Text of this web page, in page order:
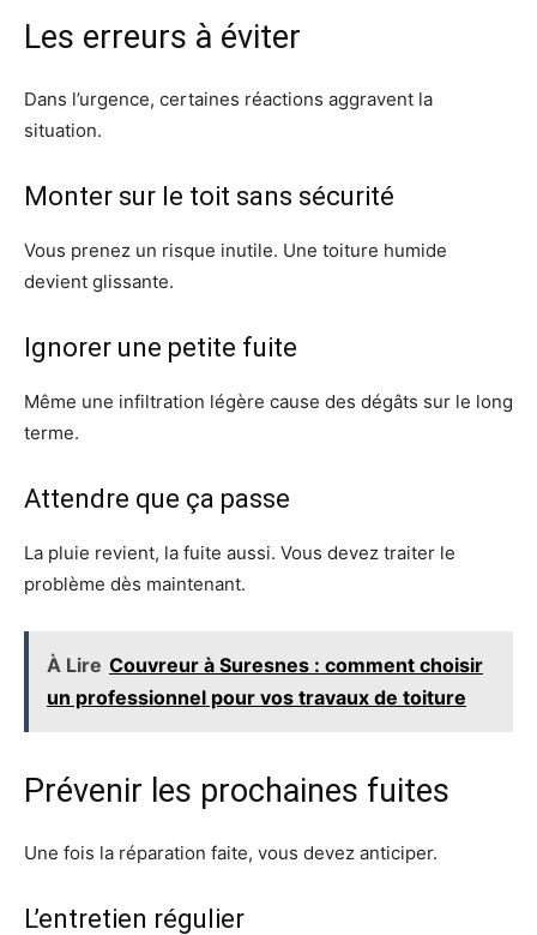
Les erreurs à éviter
Dans l’urgence, certaines réactions aggravent la
situation.
Monter sur le toit sans sécurité
Vous prenez un risque inutile. Une toiture humide
devient glissante.
Ignorer une petite fuite
Même une infiltration légère cause des dégâts sur le long
terme.
Attendre que ça passe
La pluie revient, la fuite aussi. Vous devez traiter le
problème dès maintenant.
À Lire Couvreur à Suresnes : comment choisir
un professionnel pour vos travaux de toiture
Prévenir les prochaines fuites
Une fois la réparation faite, vous devez anticiper.
L’entretien régulier